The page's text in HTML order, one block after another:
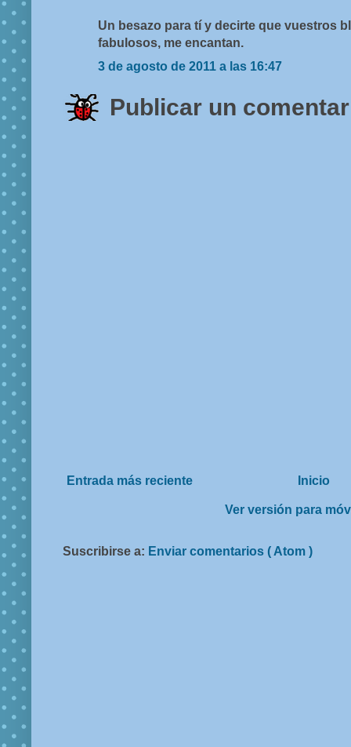
Un besazo para tí y decirte que vuestros
fabulosos, me encantan.
3 de agosto de 2011 a las 16:47
Publicar un
Entrada más reciente Inicio
Ver versión para
Suscribirse a: Enviar comentarios ( Atom )